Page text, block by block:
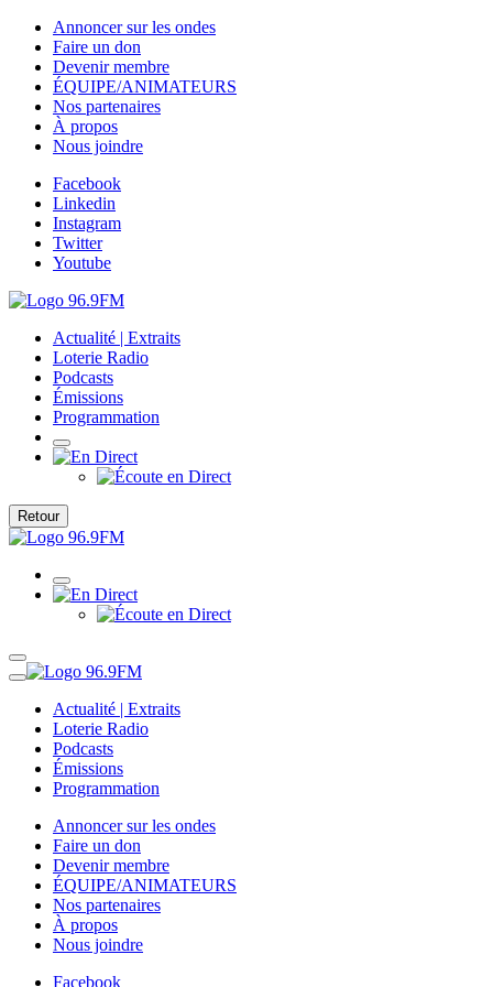
Annoncer sur les ondes
Faire un don
Devenir membre
ÉQUIPE/ANIMATEURS
Nos partenaires
À propos
Nous joindre
Facebook
Linkedin
Instagram
Twitter
Youtube
Actualité | Extraits
Loterie Radio
Podcasts
Émissions
Programmation
Retour
Actualité | Extraits
Loterie Radio
Podcasts
Émissions
Programmation
Annoncer sur les ondes
Faire un don
Devenir membre
ÉQUIPE/ANIMATEURS
Nos partenaires
À propos
Nous joindre
Facebook